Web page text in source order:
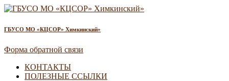
ГБУСО МО «КЦСОР» Химкинский»
Форма обратной связи
КОНТАКТЫ
ПОЛЕЗНЫЕ ССЫЛКИ